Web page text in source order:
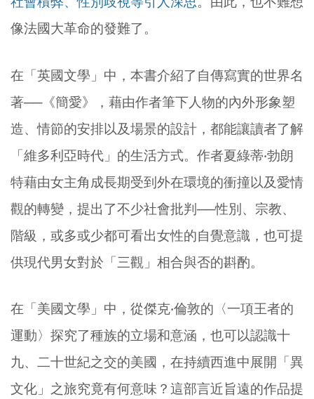
像法國大革命的發難了。
在「英國文學」中，本書介紹了自傳寫實的世界名
著──《簡愛》，藉由作者筆下人物的內外形象塑
造、情節的安排以及場景的設計，都能讓讀者了解
「維多利亞時代」的生活方式。作者夏綠蒂‧勃朗
特藉由女主角成長期受到外在環境的衝撞以及愛情
觀的轉變，提出了不少社會批判──性別、宗教、
階級，或多或少都可看出女性的自覺意識，也可提
供現代男女對於「三觀」相合與否的斟酌。
在「美國文學」中，從傑克‧倫敦的〈一項王者的
運動〉探究了種族的立場和意涵，也可以認識十
九、二十世紀之交的美國，在持續西進中展開「異
文化」之旅究竟有何意味？這部言近旨遠的作品提